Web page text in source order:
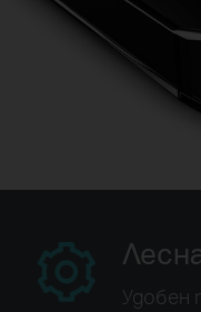
Удобен